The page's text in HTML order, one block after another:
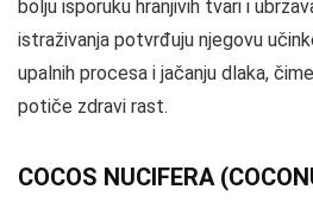
bolju isporuku hranjivih tvari i
istraživanja potvrđuju njegovu
upalnih procesa i jačanju dlaka,
potiče zdravi rast.
COCOS NUCIFERA